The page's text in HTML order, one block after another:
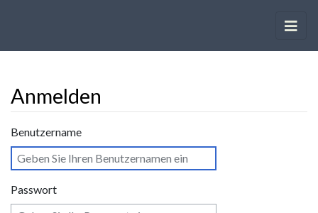
Anmelden
Wechseln zu:Navigation
Benutzername
Passwort